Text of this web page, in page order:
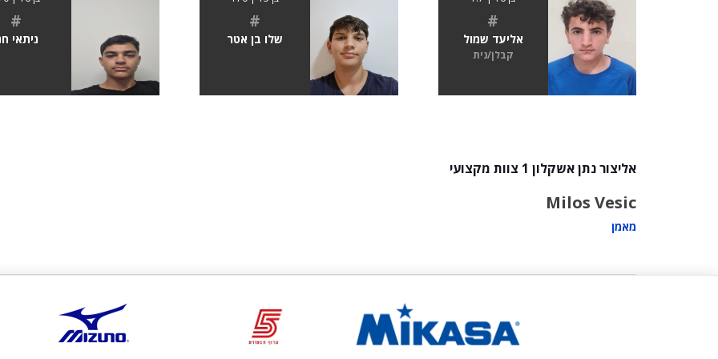
#
אליעד שמול
קבלן/נית
#
שלו בן אטר
#
ניתאי
אליצור נתן אשקלון 1 צוות מקצועי
Milos Vesic
מאמן